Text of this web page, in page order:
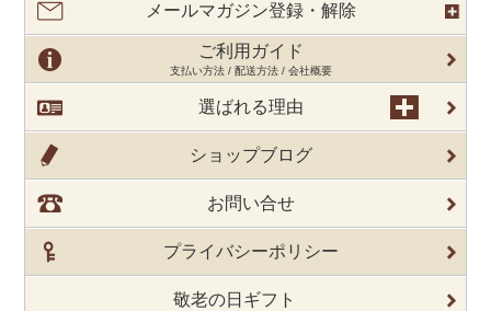
メールマガジン登録・解除
ご利用ガイド
支払い方法 / 配送方法 / 会社概要
選ばれる理由
ショップブログ
お問い合せ
プライバシーポリシー
敬老の日ギフト